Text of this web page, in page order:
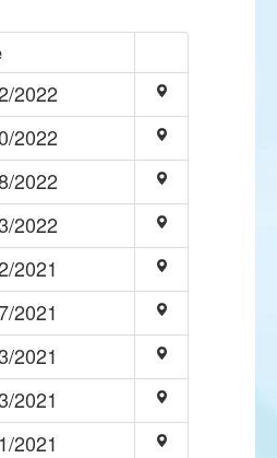
2022
2022
2022
2022
2021
2021
2021
2021
2021